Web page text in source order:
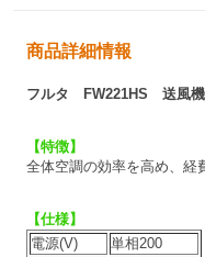
商品詳細情報
フルタ FW221HS 送風
【特徴】
全体空調の効率を高め、経
【仕様】
電源(V)
単相200